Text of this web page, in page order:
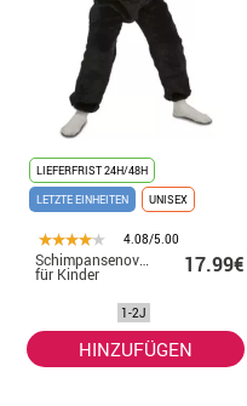
LIEFERFRIST 24H/48H
LETZTE EINHEITEN
UNISEX
4.08/5.00
Schimpansenoverall
für Kinder 17.99€
1-2J
HINZUFÜGEN